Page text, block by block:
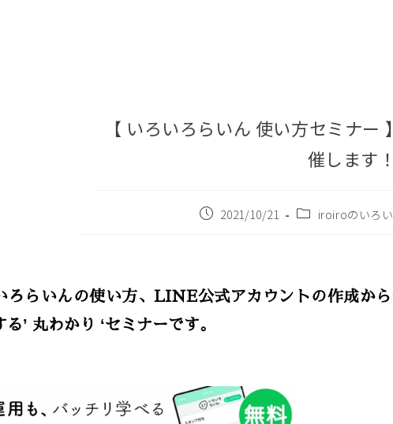
【 いろいろらいん 使い方セミナ
催します！
2021/10/21 iroiroのいろ
ろらいんの使い方、LINE公式アカウントの作成か
’ 丸わかり ‘セミナーです。